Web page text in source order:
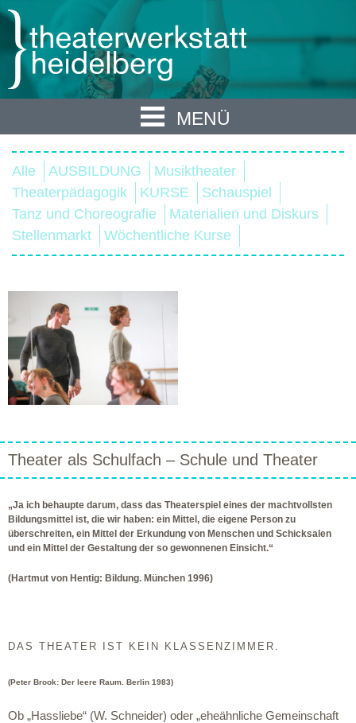
MENÜ
Alle AUSBILDUNG
Musiktheater
Theaterpädagogik
KURSE
Schauspiel
Tanz und Choreografie
Materialien und Diskurs
Stellenmarkt
Wöchentliche Kurse
Theater als Schulfach – Schule und Theater
„Ja ich behaupte darum, dass das Theaterspiel eines der machtvollsten
Bildungsmittel ist, die wir haben: ein Mittel, die eigene Person zu
überschreiten, ein Mittel der Erkundung von Menschen und Schicksalen
und ein Mittel der Gestaltung der so gewonnenen Einsicht.“
(Hartmut von Hentig: Bildung. München 1996)
DAS THEATER IST KEIN KLASSENZIMMER.
(Peter Brook: Der leere Raum. Berlin 1983)
Ob „Hassliebe“ (W. Schneider) oder „eheähnliche Gemeinschaft